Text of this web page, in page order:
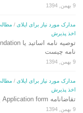
9 بهمن, 1394
مدارک مورد نیاز برای اپلای /
اخذ پذیرش
نامه چیست
9 بهمن, 1394
مدارک مورد نیاز برای اپلای /
اخذ پذیرش
تقاضانامه Application form یا فرم ثبت درخواست
9 بهمن, 1394